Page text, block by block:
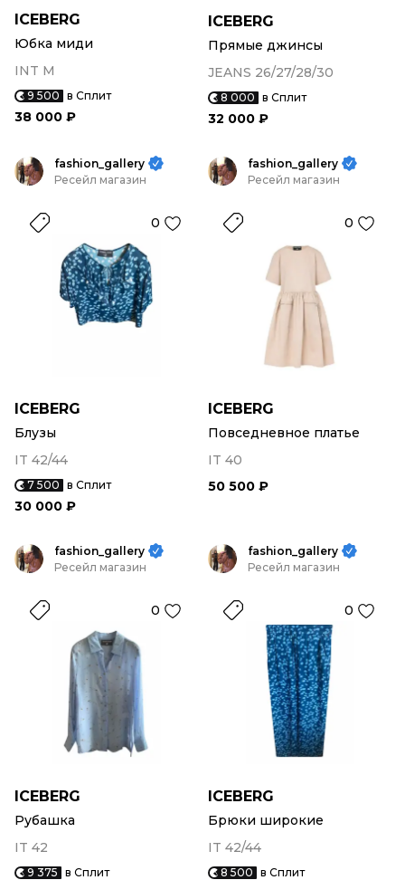
ICEBERG
Юбка миди
INT M
9 500 в Сплит
38 000 ₽
ICEBERG
Прямые джинсы
JEANS 26/27/28/30
8 000 в Сплит
32 000 ₽
fashion_gallery
Ресейл магазин
0
ICEBERG
Блузы
IT 42/44
7 500 в Сплит
30 000 ₽
fashion_gallery
Ресейл магазин
0
ICEBERG
Повседневное платье
IT 40
50 500 ₽
fashion_gallery
Ресейл магазин
0
ICEBERG
Рубашка
IT 42
9 375 в Сплит
fashion_gallery
Ресейл магазин
0
ICEBERG
Брюки широкие
IT 42/44
8 500 в Сплит